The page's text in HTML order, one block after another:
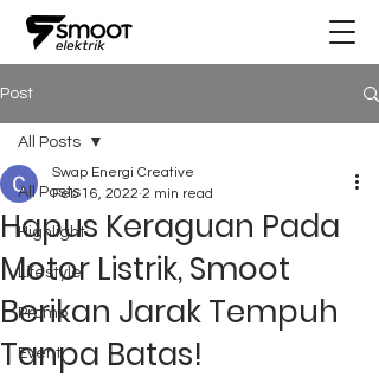
Post
All Posts
Highlight
Lifestyle
Promo
Event
All Posts
Hapus Keraguan Pada
Motor Listrik, Smoot
Berikan Jarak Tempuh
Tanpa Batas!
Swap Energi Creative
Feb 16, 2022 2 min read